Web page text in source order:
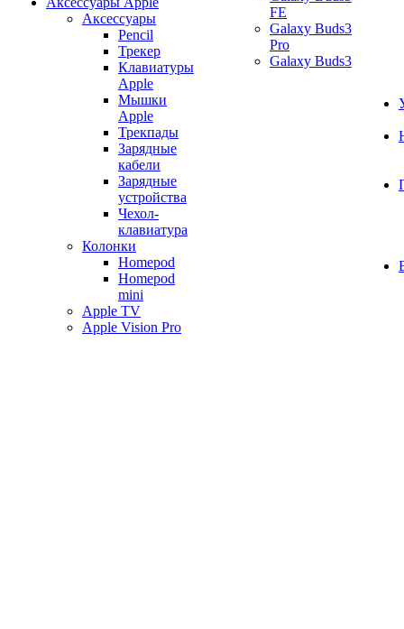
Аксессуары
Pencil
Трекер
Клавиатуры
Apple
Мышки
Apple
Трекпады
Зарядные
кабели
Зарядные
устройства
Чехол-
клавиатура
Колонки
Homepod
Homepod
mini
Apple TV
Apple Vision Pro
FE
Galaxy Buds3
Pro
Galaxy Buds3